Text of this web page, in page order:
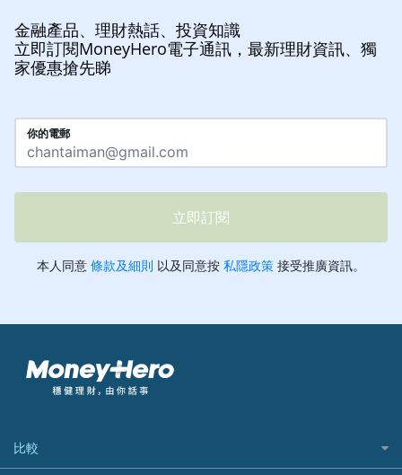
金融產品、理財熱話、投資知識
立即訂閱MoneyHero電子通訊，最新理財資訊、獨
家優惠搶先睇
比較